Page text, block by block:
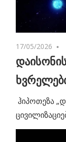
17/05/2026
ჰიპოთეზა